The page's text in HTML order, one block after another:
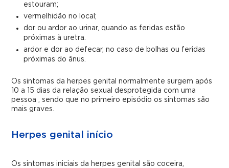
estouram;
vermelhidão no local;
dor ou ardor ao urinar, quando as feridas estão
próximas à uretra.
ardor e dor ao defecar, no caso de bolhas ou feridas
próximas do ânus.
Os sintomas da herpes genital normalmente surgem após
10 a 15 dias da relação sexual desprotegida com uma
pessoa , sendo que no primeiro episódio os sintomas são
mais graves.
Herpes genital início
Os sintomas iniciais da herpes genital são coceira,